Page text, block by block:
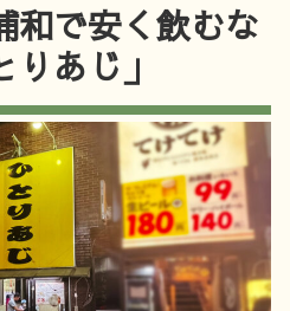
和で安く飲むな
あじ」